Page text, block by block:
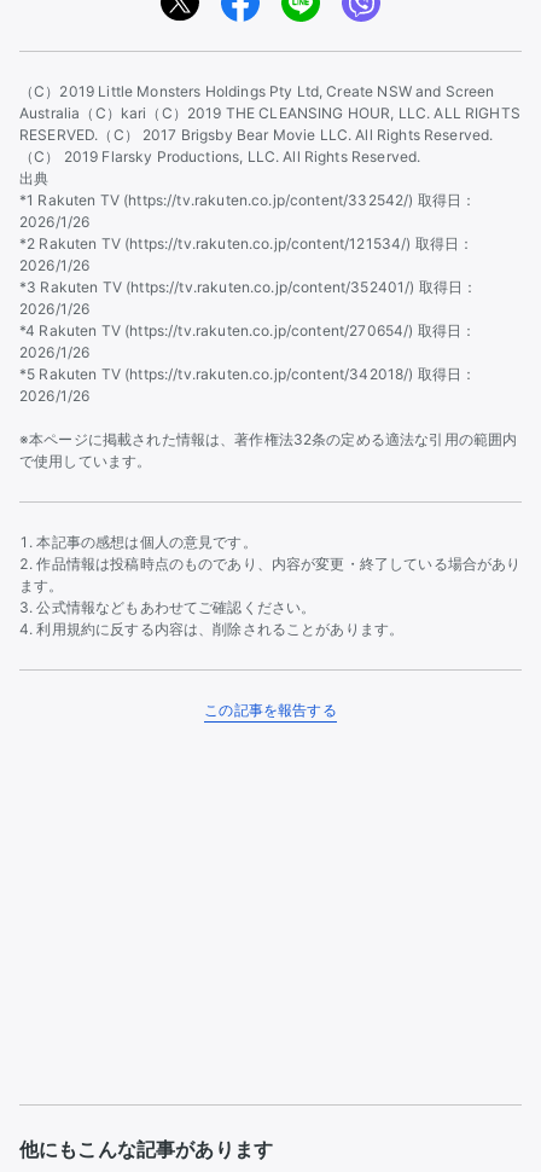
（C）2019 Little Monsters Holdings Pty Ltd, Create NSW and Screen
Australia （C）kari （C）2019 THE CLEANSING HOUR, LLC. ALL RIGHTS
RESERVED. （C） 2017 Brigsby Bear Movie LLC. All Rights Reserved.
（C） 2019 Flarsky Productions, LLC. All Rights Reserved.
出典
*1 Rakuten TV (https://tv.rakuten.co.jp/content/332542/) 取得日：
2026/1/26
*2 Rakuten TV (https://tv.rakuten.co.jp/content/121534/) 取得日：
2026/1/26
*3 Rakuten TV (https://tv.rakuten.co.jp/content/352401/) 取得日：
2026/1/26
*4 Rakuten TV (https://tv.rakuten.co.jp/content/270654/) 取得日：
2026/1/26
*5 Rakuten TV (https://tv.rakuten.co.jp/content/342018/) 取得日：
2026/1/26
※本ページに掲載された情報は、著作権法32条の定める適法な引用の範囲内
で使用しています。
本記事の感想は個人の意見です。
作品情報は投稿時点のものであり、内容が変更・終了している場合があり
ます。
公式情報などもあわせてご確認ください。
利用規約に反する内容は、削除されることがあります。
この記事を報告する
他にもこんな記事があります